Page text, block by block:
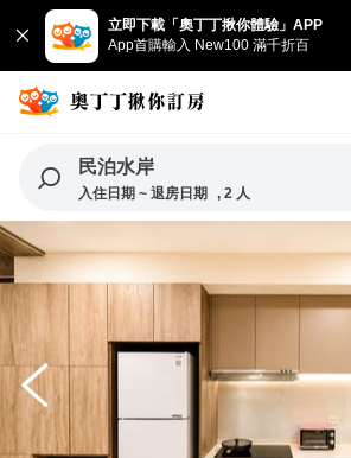
立即下載「奧丁丁揪你體驗」APP
App首購輸入 New100 滿千折百
民泊水岸
入住日期 ~ 退房日期 , 2 人